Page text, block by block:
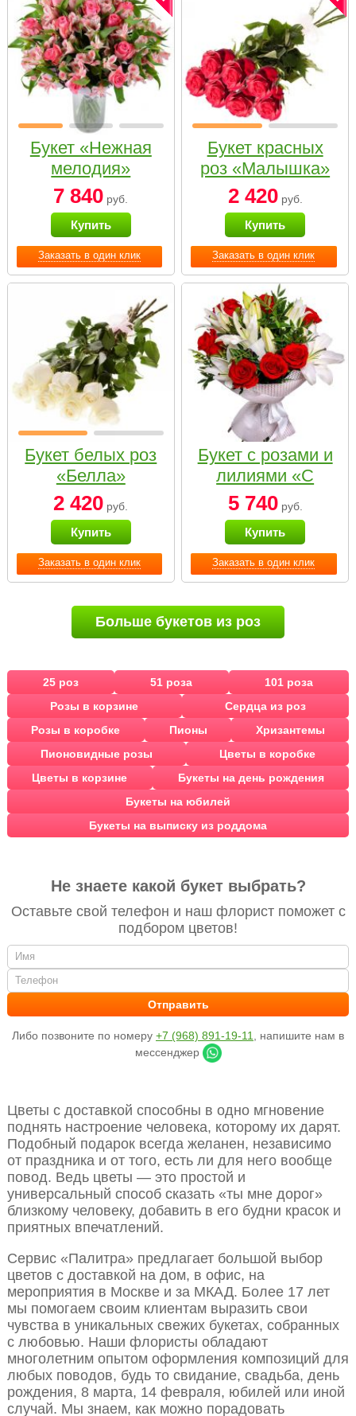
Заказать в один клик
Букет «Нежная
мелодия»
7 840 руб.
Купить
Заказать в один клик
Букет красных
роз «Малышка»
2 420руб.
Купить
Заказать в один клик
Букет белых роз
«Белла»
2 420 руб.
Купить
Заказать в один клик
Букет с розами и
лилиями «С
наилучшими
пожеланиями»
5 740руб.
Купить
Больше букетов из роз
25 роз 51 роза
101 роза
Розы в корзине
Сердца из роз
Розы в коробке
Пионы
Хризантемы
Пионовидные розы
Цветы в коробке
Цветы в корзине
Букеты на день рождения
Букеты на юбилей
Букеты на выписку из роддома
Не знаете какой букет выбрать?
Оставьте свой телефон и наш флорист поможет с
подбором цветов!
Либо позвоните по номеру +7 (968) 891-19-11
, напишите нам в
мессенджер
Цветы с доставкой способны в одно мгновение
поднять настроение человека, которому их дарят.
Подобный подарок всегда желанен, независимо
от праздника и от того, есть ли для него вообще
повод. Ведь цветы — это простой и
универсальный способ сказать «ты мне дорог»
близкому человеку, добавить в его будни красок и
приятных впечатлений.
Сервис «Палитра» предлагает большой выбор
цветов с доставкой на дом, в офис, на
мероприятия в Москве и за МКАД. Более 17 лет
мы помогаем своим клиентам выразить свои
чувства в уникальных свежих букетах, собранных
с любовью. Наши флористы обладают
многолетним опытом оформления композиций для
любых поводов, будь то свидание, свадьба, день
рождения, 8 марта, 14 февраля, юбилей или иной
случай. Мы знаем, как можно порадовать